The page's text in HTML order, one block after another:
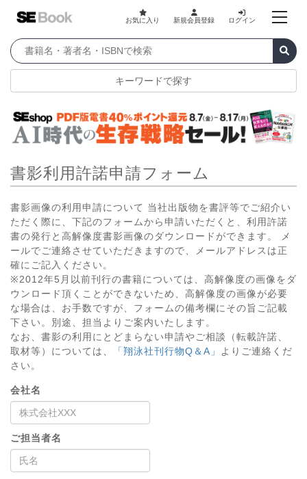
お気に入り 新規会員登録 ログイン
キーワードで探す
書影利用許諾申請フォーム
書影画像の利用申請について 当社出版物を書評等でご紹介い
ただく際に、下記のフォームから申請いただくと、利用許諾
書の発行と高解像度書影画像のダウンロードができます。 メ
ールでご連絡させていただきますので、メールアドレスは正
確にご記入ください。
※2012年5月以前刊行の書籍については、高解像度の画像をダ
ウンロード頂くことができないため、高解像度の画像が必要
な場合は、お手数ですが、フォームの備考欄にその旨ご記載
下さい。別途、担当よりご案内いたします。
なお、書影の利用にとどまらない申請やご相談（転載許諾、
取材等）については、
「翔泳社刊行物Q＆A」
よりご連絡くだ
さい。
会社名
ご担当者名